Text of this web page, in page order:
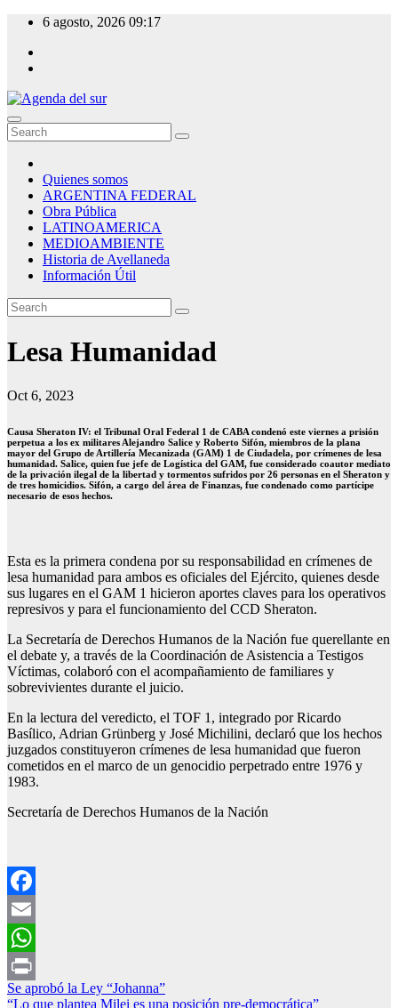
Skip
content
6 agosto, 2026 09:17
Agenda del sur
Quienes somos
ARGENTINA FEDERAL
Obra Pública
LATINOAMERICA
MEDIOAMBIENTE
Historia de Avellaneda
Información Útil
Lesa Humanidad
Oct 6, 2023
Causa Sheraton IV: el Tribunal Oral Federal 1 de CABA condenó este viernes a prisión
perpetua a los ex militares Alejandro Salice y Roberto Sifón, miembros de la plana
mayor del Grupo de Artillería Mecanizada (GAM) 1 de Ciudadela, por crímenes de lesa
humanidad. Salice, quien fue jefe de Logística del GAM, fue considerado coautor mediato
de la privación ilegal de la libertad y tormentos sufridos por 26 personas en el Sheraton y
de tres homicidios. Sifón, a cargo del área de Finanzas, fue condenado como partícipe
necesario de esos hechos.
Esta es la primera condena por su responsabilidad en crímenes de
lesa humanidad para ambos es oficiales del Ejército, quienes desde
sus lugares en el GAM 1 hicieron aportes claves para los operativos
represivos y para el funcionamiento del CCD Sheraton.
La Secretaría de Derechos Humanos de la Nación fue querellante en
el debate y, a través de la Coordinación de Asistencia a Testigos
Víctimas, colaboró con el acompañamiento de familiares y
sobrevivientes durante el juicio.
En la lectura del veredicto, el TOF 1, integrado por Ricardo
Basílico, Adrian Grünberg y José Michilini, declaró que los hechos
juzgados constituyeron crímenes de lesa humanidad que fueron
cometidos en el marco de un genocidio perpetrado entre 1976 y
1983.
Secretaría de Derechos Humanos de la Nación
Facebook
Email
WhatsApp
Print
Navegación
Se aprobó la Ley “Johanna”
“Lo que plantea Milei es una posición pre-democrática”